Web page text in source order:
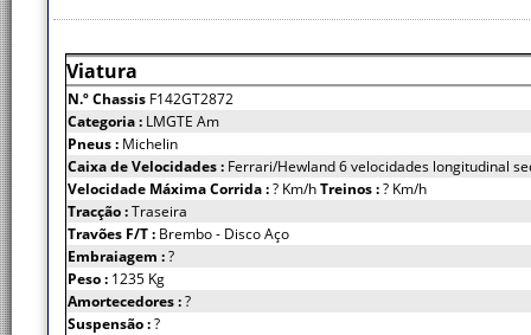
Viatura
N.º Chassis F142GT2872
Categoria : LMGTE Am
Pneus : Michelin
Caixa de Velocidades : Ferrari/Hewland 6 velocidades longitudinal
Velocidade Máxima Corrida :? Km/hTreinos :? Km/h
Tracção :Traseira
Travões F/T : Brembo - Disco Aço
Embraiagem :?
Peso : 1235 Kg
Amortecedores :?
Suspensão :?